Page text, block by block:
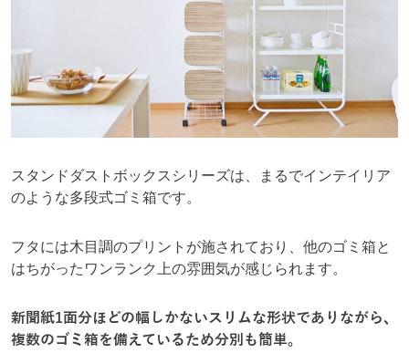
スタンドダストボックスシリーズは、まるでインテイリア
のような多段式ゴミ箱です。
フタには木目調のプリントが施されており、他のゴミ箱と
はちがったワンランク上の雰囲気が感じられます。
新聞紙1面分ほどの幅しかないスリムな形状でありながら、
複数のゴミ箱を備えているため分別も簡単。